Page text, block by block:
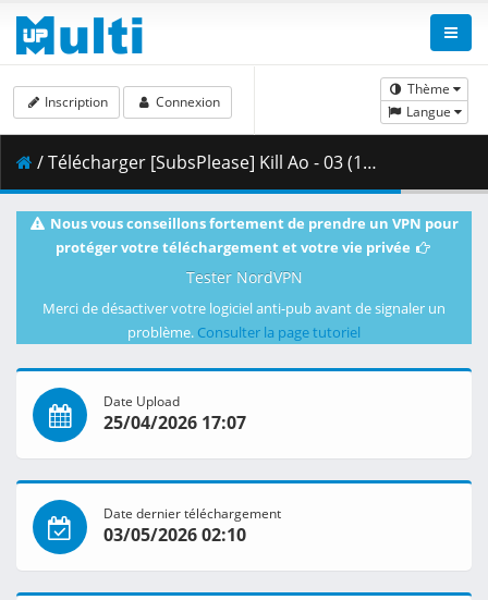
Thème
Langue
Inscription Connexion
/ Télécharger [SubsPlease] Kill Ao - 03 (1080p) [58168722].mkv.002 ( 459.88 MB )
Nous vous conseillons fortement de prendre un VPN pour
protéger votre téléchargement et votre vie privée
Tester NordVPN
Merci de désactiver votre logiciel anti-pub avant de signaler un
problème. Consulter la page tutoriel
Date Upload
25/04/2026 17:07
Date dernier téléchargement
03/05/2026 02:10